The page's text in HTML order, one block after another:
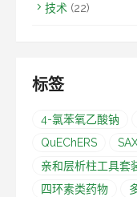
技术 (22)
标签
4-氯苯氧乙酸钠
QuEChERS
亲和层析柱工具套
四环素类药物